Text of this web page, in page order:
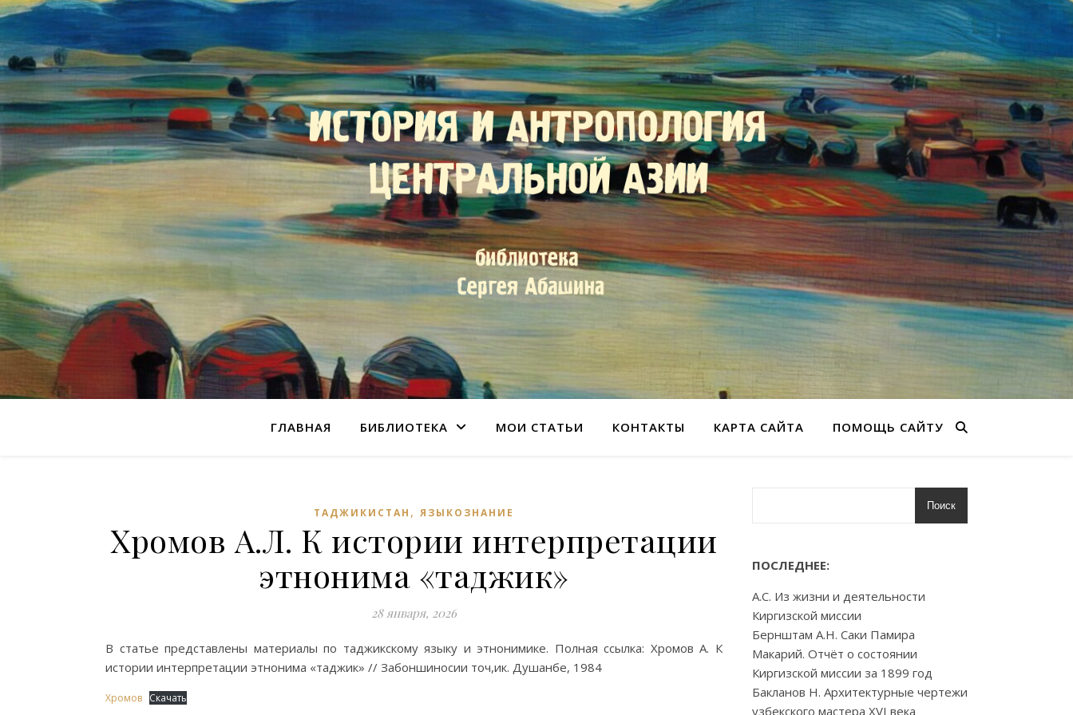
ГЛАВНАЯ БИБЛИОТЕКА МОИ СТАТЬИ КОНТАКТЫ КАРТА САЙТА ПОМОЩЬ САЙТУ
ТАДЖИКИСТАН , ЯЗЫКОЗНАНИЕ
Хромов А.Л. К истории интерпретации
этнонима «таджик»
28 января, 2026
В статье представлены материалы по таджикскому языку и этнонимике. Полная ссылка: Хромов А. К
истории интерпретации этнонима «таджик» // Забоншиносии точ,ик. Душанбе, 1984
Хромов Скачать
Поиск
ПОСЛЕДНЕЕ:
А.С. Из жизни и деятельности
Киргизской миссии
Бернштам А.Н. Саки Памира
Макарий. Отчёт о состоянии
Киргизской миссии за 1899 год
Бакланов Н. Архитектурные чертежи
узбекского мастера XVI века